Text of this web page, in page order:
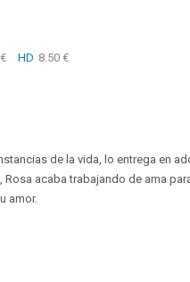
HD 8.50 €
de la vida, lo entrega en
acaba trabajando de ama
amor.